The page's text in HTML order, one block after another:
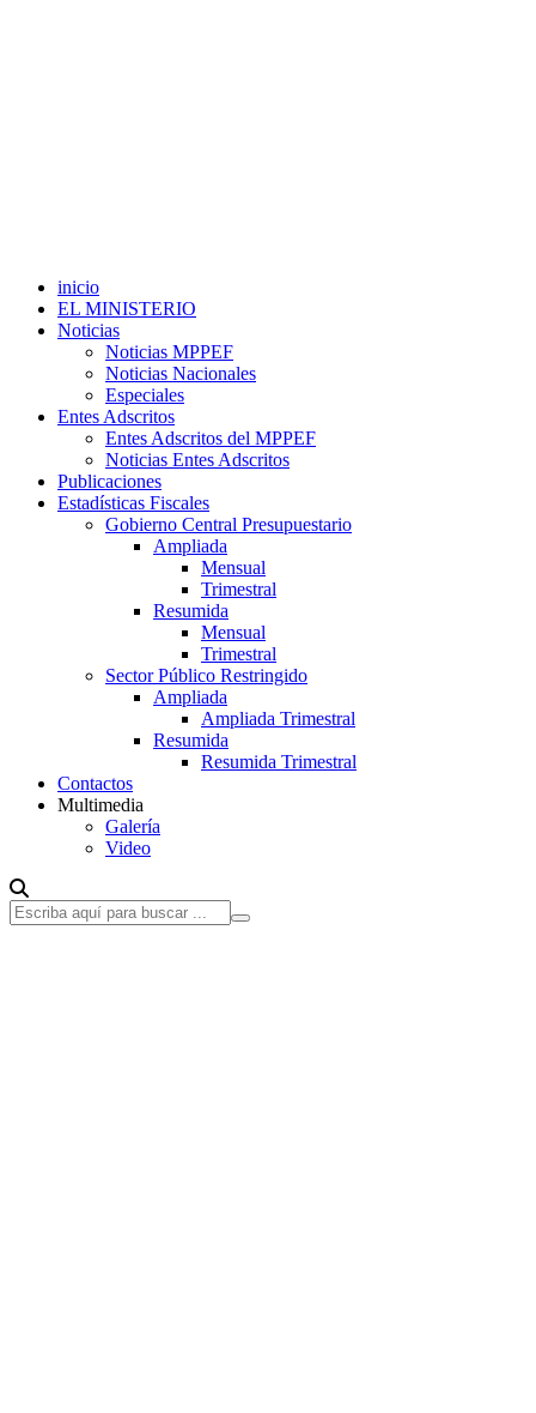
inicio
EL MINISTERIO
Noticias
Noticias MPPEF
Noticias Nacionales
Especiales
Entes Adscritos
Entes Adscritos del MPPEF
Noticias Entes Adscritos
Publicaciones
Estadísticas Fiscales
Gobierno Central Presupuestario
Ampliada
Mensual
Trimestral
Resumida
Mensual
Trimestral
Sector Público Restringido
Ampliada
Ampliada Trimestral
Resumida
Resumida Trimestral
Contactos
Multimedia
Galería
Video